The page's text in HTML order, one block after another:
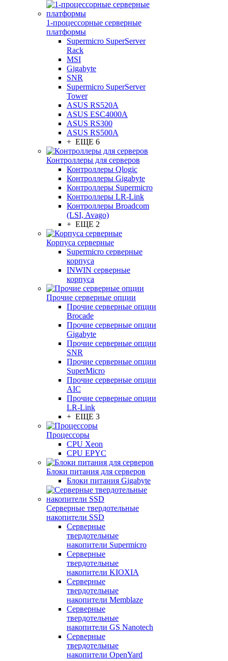
1-процессорные серверные
платформы
Supermicro SuperServer
Rack
MSI
Gigabyte
SNR
Supermicro SuperServer
Tower
ASUS RS520A
ASUS ESC4000A
ASUS RS300
ASUS RS500A
+ ЕЩЕ 6
Контроллеры для серверов
Контроллеры Qlogic
Контроллеры Gigabyte
Контроллеры Supermicro
Контроллеры LR-Link
Контроллеры Broadcom
(LSI, Avago)
+ ЕЩЕ 2
Корпуса серверные
Supermicro серверные
корпуса
INWIN серверные
корпуса
Прочие серверные опции
Прочие серверные опции
Brocade
Прочие серверные опции
Gigabyte
Прочие серверные опции
SNR
Прочие серверные опции
SuperMicro
Прочие серверные опции
AIC
Прочие серверные опции
LR-Link
+ ЕЩЕ 3
Процессоры
CPU Xeon
CPU EPYC
Блоки питания для серверов
Блоки питания Gigabyte
Серверные твердотельные
накопители SSD
Cерверные
твердотельные
накопители Supermicro
Cерверные
твердотельные
накопители KIOXIA
Cерверные
твердотельные
накопители Memblaze
Cерверные
твердотельные
накопители GS Nanotech
Серверные
твердотельные
накопители OpenYard